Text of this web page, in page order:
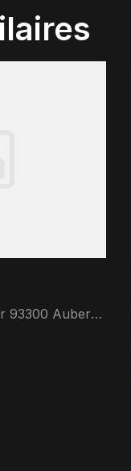
26 Rue du Long Sentier 93300 Aubervilliers